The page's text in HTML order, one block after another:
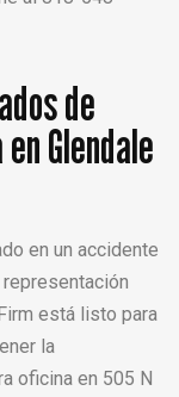
de
Glendale
en un accidente
está listo para
la
oficina en 505 N